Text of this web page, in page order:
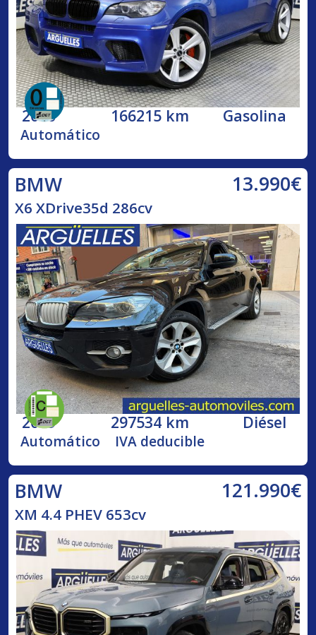
2010 166215 km Gasolina
Automático
BMW 13.990€
X6 XDrive35d 286cv
2009 297534 km Diésel
Automático IVA deducible
BMW 121.990€
XM 4.4 PHEV 653cv